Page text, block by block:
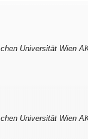
Universität Wien
Universität Wien